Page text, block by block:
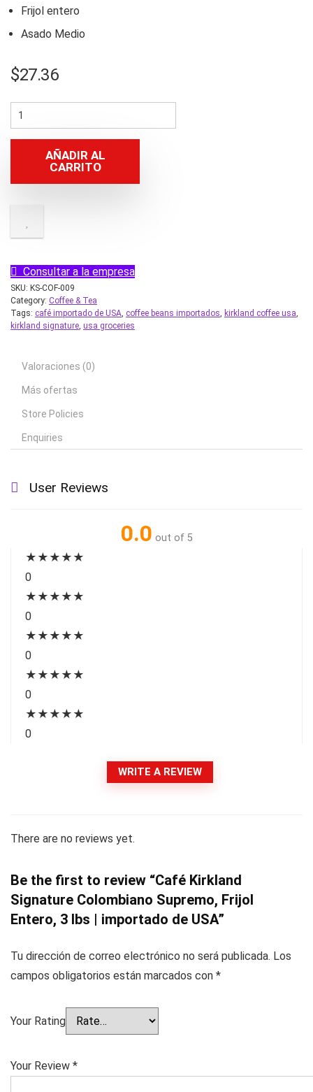
Frijol entero
Asado Medio
$27.36
AÑADIR AL
CARRITO
Consultar a la empresa
SKU: KS-COF-009
Category: Coffee & Tea
Tags: café importado de USA, coffee beans importados, kirkland coffee usa,
kirkland signature, usa groceries
Valoraciones (0)
Más ofertas
Store Policies
Enquiries
User Reviews
0.0 out of 5
★ ★ ★ ★ ★
0
★ ★ ★ ★ ★
0
★ ★ ★ ★ ★
0
★ ★ ★ ★ ★
0
★ ★ ★ ★ ★
0
WRITE A REVIEW
There are no reviews yet.
Be the first to review “Café Kirkland
Signature Colombiano Supremo, Frijol
Entero, 3 lbs | importado de USA”
Tu dirección de correo electrónico no será publicada. Los
campos obligatorios están marcados con *
Your Rating
Your Review *